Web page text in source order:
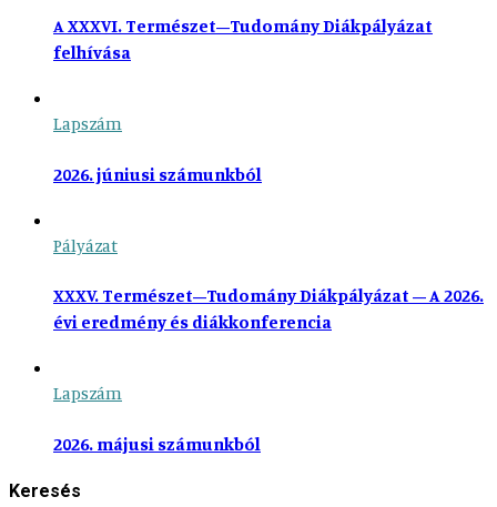
A XXXVI. Természet–Tudomány Diákpályázat
felhívása
Lapszám
2026. júniusi számunkból
Pályázat
XXXV. Természet–Tudomány Diákpályázat – A 2026.
évi eredmény és diákkonferencia
Lapszám
2026. májusi számunkból
Keresés